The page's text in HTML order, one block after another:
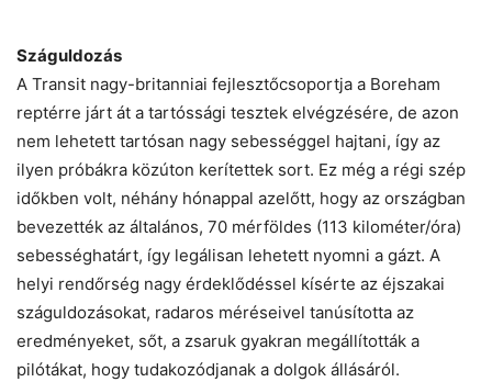
Száguldozás
A Transit nagy-britanniai fejlesztőcsoportja a Boreham
reptérre járt át a tartóssági tesztek elvégzésére, de azon
nem lehetett tartósan nagy sebességgel hajtani, így az
ilyen próbákra közúton kerítettek sort. Ez még a régi szép
időkben volt, néhány hónappal azelőtt, hogy az országban
bevezették az általános, 70 mérföldes (113 kilométer/óra)
sebességhatárt, így legálisan lehetett nyomni a gázt. A
helyi rendőrség nagy érdeklődéssel kísérte az éjszakai
száguldozásokat, radaros méréseivel tanúsította az
eredményeket, sőt, a zsaruk gyakran megállították a
pilótákat, hogy tudakozódjanak a dolgok állásáról.